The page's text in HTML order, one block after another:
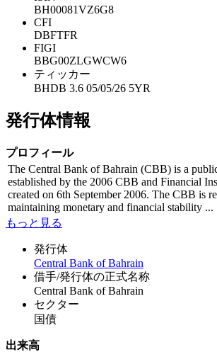
BH00081VZ6G8
CFI
DBFTFR
FIGI
BBG00ZLGWCW6
ティッカー
BHDB 3.6 05/05/26 5YR
発行体情報
プロフィール
The Central Bank of Bahrain (CBB) is a
established by the 2006 CBB and Financial
created on 6th September 2006. The CBB is
maintaining monetary and financial stability ...
もっと見る
発行体
Central Bank of Bahrain
借手/発行体の正式名称
Central Bank of Bahrain
セクター
国債
出来高